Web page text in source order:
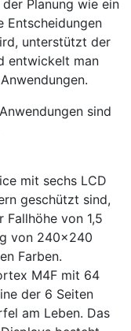
Planung wie ein
Entscheidungen
unterstützt der
entwickelt man
sind
mit sechs LCD
geschützt sind,
von 1,5
von 240×240
Farben.
M4F mit 64
der 6 Seiten
am Leben. Das